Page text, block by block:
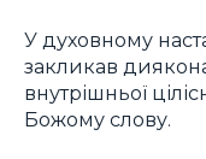
У духовному
закликав
внутрішньої
Божому слову.